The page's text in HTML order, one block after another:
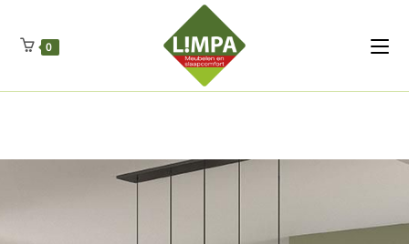
Regenschut
Drueckerpro
Fettsauren Dekemax Kapselmed
Luftkuhlen Zauberfan Netzfenste Insektensc
0